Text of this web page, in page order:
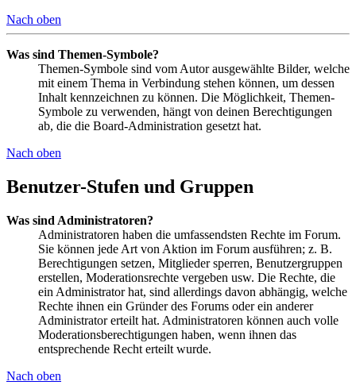
Nach oben
Was sind Themen-Symbole?
Themen-Symbole sind vom Autor ausgewählte Bilder, welche
mit einem Thema in Verbindung stehen können, um dessen
Inhalt kennzeichnen zu können. Die Möglichkeit, Themen-
Symbole zu verwenden, hängt von deinen Berechtigungen
ab, die die Board-Administration gesetzt hat.
Nach oben
Benutzer-Stufen und Gruppen
Was sind Administratoren?
Administratoren haben die umfassendsten Rechte im Forum.
Sie können jede Art von Aktion im Forum ausführen; z. B.
Berechtigungen setzen, Mitglieder sperren, Benutzergruppen
erstellen, Moderationsrechte vergeben usw. Die Rechte, die
ein Administrator hat, sind allerdings davon abhängig, welche
Rechte ihnen ein Gründer des Forums oder ein anderer
Administrator erteilt hat. Administratoren können auch volle
Moderationsberechtigungen haben, wenn ihnen das
entsprechende Recht erteilt wurde.
Nach oben